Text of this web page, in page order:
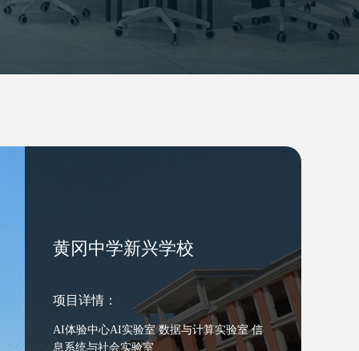
黄冈中学新兴学校
项目详情：
AI体验中⼼AI实验室 数据与计算实验室 信
息系统与社会实验室